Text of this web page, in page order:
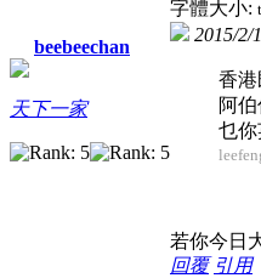
beebeechan
天下一家
字體大小: t
2015/2/
香
阿
乜你
若你今日
回覆 引用